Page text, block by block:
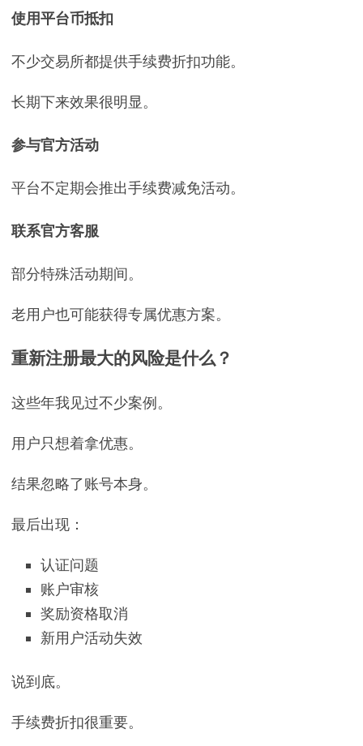
使用平台币抵扣
不少交易所都提供手续费折扣功能。
长期下来效果很明显。
参与官方活动
平台不定期会推出手续费减免活动。
联系官方客服
部分特殊活动期间。
老用户也可能获得专属优惠方案。
重新注册最大的风险是什么？
这些年我见过不少案例。
用户只想着拿优惠。
结果忽略了账号本身。
最后出现：
认证问题
账户审核
奖励资格取消
新用户活动失效
说到底。
手续费折扣很重要。